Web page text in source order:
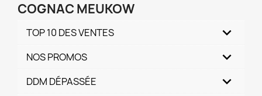
COGNAC MEUKOW
TOP 10 DES VENTES
NOS PROMOS
DDM DÉPASSÉE